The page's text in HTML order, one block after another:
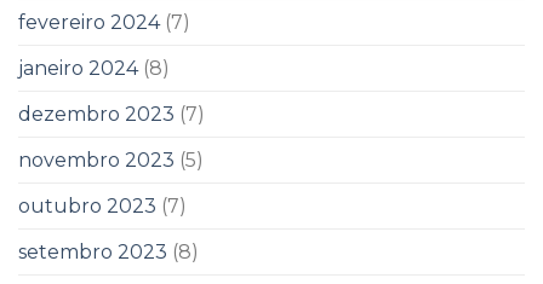
fevereiro 2024(7)
janeiro 2024(8)
dezembro 2023 (7)
novembro 2023 (5)
outubro 2023 (7)
setembro 2023 (8)